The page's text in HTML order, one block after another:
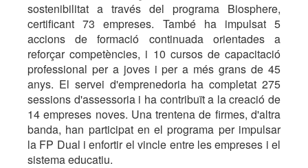
sostenibilitat a través del programa Biosphere,
certificant 73 empreses. També ha impulsat 5
accions de formació continuada orientades a
reforçar competències, i 10 cursos de capacitació
professional per a joves i per a més grans de 45
anys. El servei d'emprenedoria ha completat 275
sessions d'assessoria i ha contribuït a la creació de
14 empreses noves. Una trentena de firmes, d'altra
banda, han participat en el programa per impulsar
la FP Dual i enfortir el vincle entre les empreses i el
sistema educatiu.